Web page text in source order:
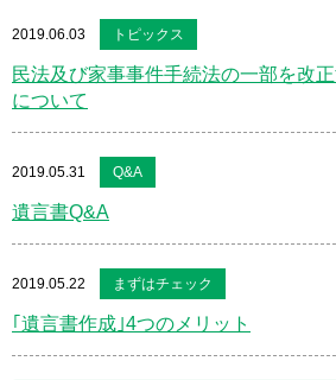
2019.06.03 トピックス
民法及び家事事件手続法の一部を改
について
2019.05.31 Q&A
遺言書Q&A
2019.05.22 まずはチェック
｢遺言書作成｣4つのメリット